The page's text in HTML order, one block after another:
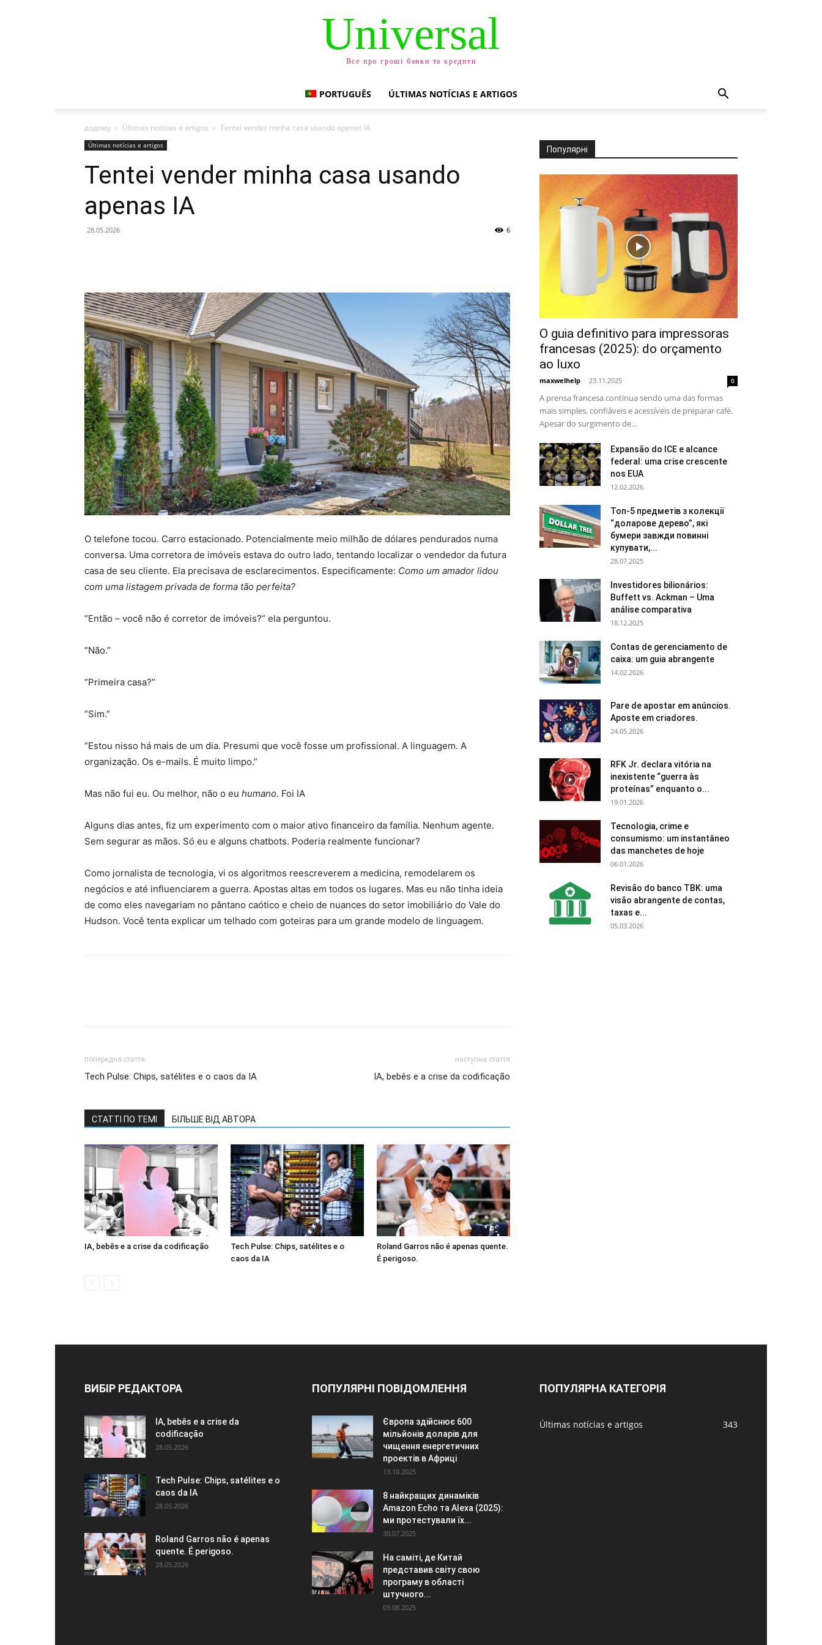
Universal
Все про гроші банки та кредити
PORTUGUÊS ÚLTIMAS NOTÍCIAS E ARTIGOS
додому Últimas notícias e artigos Tentei vender minha casa usando apenas IA
Últimas notícias e artigos
Tentei vender minha casa usando
apenas IA
28.05.2026 6
O telefone tocou. Carro estacionado. Potencialmente meio milhão de dólares pendurados numa
conversa. Uma corretora de imóveis estava do outro lado, tentando localizar o vendedor da futura
casa de seu cliente. Ela precisava de esclarecimentos. Especificamente: Como um amador lidou
com uma listagem privada de forma tão perfeita?
“Então – você não é corretor de imóveis?” ela perguntou.
“Não.”
“Primeira casa?”
“Sim.”
“Estou nisso há mais de um dia. Presumi que você fosse um profissional. A linguagem. A
organização. Os e-mails. É muito limpo.”
Mas não fui eu. Ou melhor, não o eu humano. Foi IA
Alguns dias antes, fiz um experimento com o maior ativo financeiro da família. Nenhum agente.
Sem segurar as mãos. Só eu e alguns chatbots. Poderia realmente funcionar?
Como jornalista de tecnologia, vi os algoritmos reescreverem a medicina, remodelarem os
negócios e até influenciarem a guerra. Apostas altas em todos os lugares. Mas eu não tinha ideia
de como eles navegariam no pântano caótico e cheio de nuances do setor imobiliário do Vale do
Hudson. Você tenta explicar um telhado com goteiras para um grande modelo de linguagem.
попередня стаття
Tech Pulse: Chips, satélites e o caos da IA
наступна стаття
IA, bebês e a crise da codificação
СТАТТІ ПО ТЕМІ БІЛЬШЕ ВІД АВТОРА
IA, bebês e a crise da codificação
Tech Pulse: Chips, satélites e o
caos da IA
Roland Garros não é apenas quente.
É perigoso.
Популярні
O guia definitivo para impressoras
francesas (2025): do orçamento
ao luxo
maxwelhelp - 23.11.2025 0
A prensa francesa continua sendo uma das formas
mais simples, confiáveis e acessíveis de preparar café.
Apesar do surgimento de...
Expansão do ICE e alcance
federal: uma crise crescente
nos EUA
12.02.2026
Топ-5 предметів з колекції
“доларове дерево”, які
бумери завжди повинні
купувати,...
28.07.2025
Investidores bilionários:
Buffett vs. Ackman – Uma
análise comparativa
18.12.2025
Contas de gerenciamento de
caixa: um guia abrangente
14.02.2026
Pare de apostar em anúncios.
Aposte em criadores.
24.05.2026
RFK Jr. declara vitória na
inexistente “guerra às
proteínas” enquanto o...
19.01.2026
Tecnologia, crime e
consumismo: um instantâneo
das manchetes de hoje
06.01.2026
Revisão do banco TBK: uma
visão abrangente de contas,
taxas e...
05.03.2026
ВИБІР РЕДАКТОРА
IA, bebês e a crise da
codificação
28.05.2026
Tech Pulse: Chips, satélites e o
caos da IA
28.05.2026
Roland Garros não é apenas
quente. É perigoso.
28.05.2026
ПОПУЛЯРНІ ПОВІДОМЛЕННЯ
Європа здійснює 600
мільйонів доларів для
чищення енергетичних
проектів в Африці
13.10.2025
8 найкращих динаміків
Amazon Echo та Alexa (2025):
ми протестували їх...
30.07.2025
На саміті, де Китай
представив світу свою
програму в області
штучного...
03.08.2025
ПОПУЛЯРНА КАТЕГОРІЯ
Últimas notícias e artigos 343